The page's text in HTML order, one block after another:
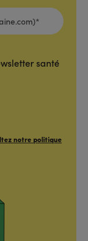
santé
notre politique